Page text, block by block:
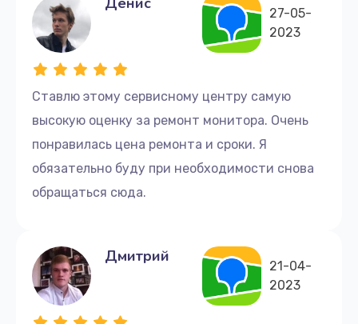
Ставлю этому сервисному центру самую
высокую оценку за ремонт монитора. Очень
понравилась цена ремонта и сроки. Я
обязательно буду при необходимости снова
обращаться сюда.
27-05-
2023
Дмитрий
21-04-
2023